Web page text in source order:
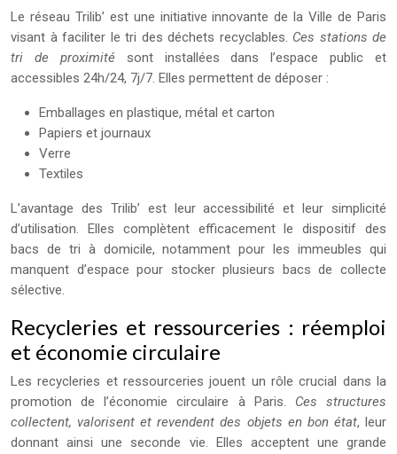
Le réseau Trilib’ est une initiative innovante de la Ville de Paris
visant à faciliter le tri des déchets recyclables. Ces stations de
tri de proximité sont installées dans l’espace public et
accessibles 24h/24, 7j/7. Elles permettent de déposer :
Emballages en plastique, métal et carton
Papiers et journaux
Verre
Textiles
L’avantage des Trilib’ est leur accessibilité et leur simplicité
d’utilisation. Elles complètent efficacement le dispositif des
bacs de tri à domicile, notamment pour les immeubles qui
manquent d’espace pour stocker plusieurs bacs de collecte
sélective.
Recycleries et ressourceries : réemploi
et économie circulaire
Les recycleries et ressourceries jouent un rôle crucial dans la
promotion de l’économie circulaire à Paris. Ces structures
collectent, valorisent et revendent des objets en bon état, leur
donnant ainsi une seconde vie. Elles acceptent une grande